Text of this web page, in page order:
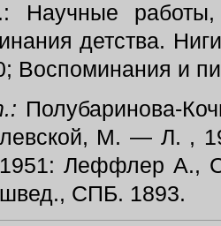
Научные
детства.
Воспоминания и
Полубаринова-
М. — Л. ,
Леффлер А.,
СПБ. 1893.